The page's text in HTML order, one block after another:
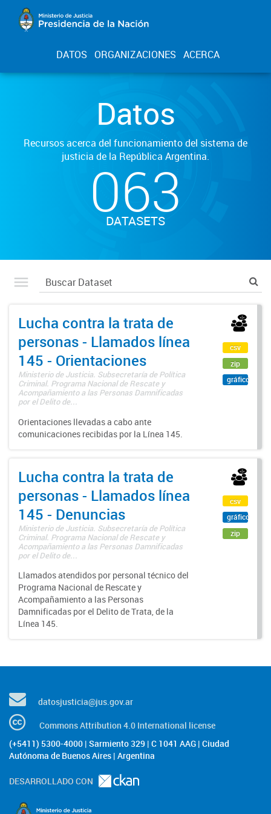
DATOS ORGANIZACIONES ACERCA
Datos
Recursos acerca del funcionamiento del sistema de
justicia de la República Argentina.
063
DATASETS
Lucha contra la trata de
personas - Llamados línea
145 - Orientaciones
Ministerio de Justicia. Subsecretaría de Política
Criminal. Programa Nacional de Rescate y
Acompañamiento a las Personas Damnificadas
por el Delito de...
Orientaciones llevadas a cabo ante
comunicaciones recibidas por la Línea 145.
csv
zip
gráfico
Lucha contra la trata de
personas - Llamados línea
145 - Denuncias
Ministerio de Justicia. Subsecretaría de Política
Criminal. Programa Nacional de Rescate y
Acompañamiento a las Personas Damnificadas
por el Delito de...
Llamados atendidos por personal técnico del
Programa Nacional de Rescate y
Acompañamiento a las Personas
Damnificadas por el Delito de Trata, de la
Línea 145.
csv
gráfico
zip
datosjusticia@jus.gov.ar
Commons Attribution 4.0 International license
(+5411) 5300-4000 | Sarmiento 329 | C 1041 AAG | Ciudad
Autónoma de Buenos Aires | Argentina
DESARROLLADO CON